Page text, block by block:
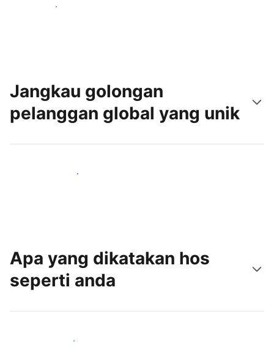
Mulakan hari ini
Jangkau golongan
pelanggan global yang unik
Tarik tetamu baru hari ini
Apa yang dikatakan hos
seperti anda
Sertai hos seperti anda